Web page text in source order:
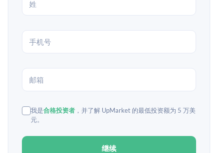
我是合格投资者 ，并了解 UpMarket 的最低投资额为 5 万美
元。
继续